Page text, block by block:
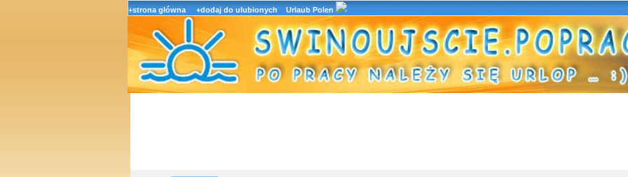
+strona główna +dodaj do ulubionych Urlaub Polen